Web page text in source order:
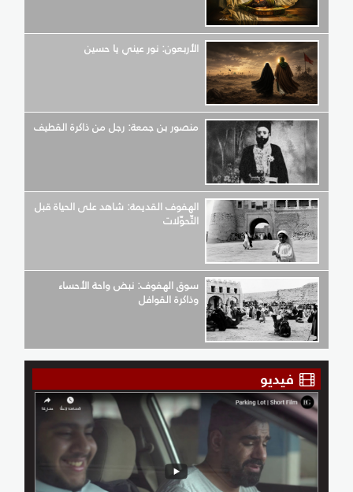
الأربعون: نور عيني يا حسين
منصور بن جمعة: رجل من ذاكرة القطيف
الهفوف القديمة: شاهد على الحياة قبل
التّحوّلات
سوق الهفوف: نبض واحة الأحساء
وذاكرة القوافل
فيديو